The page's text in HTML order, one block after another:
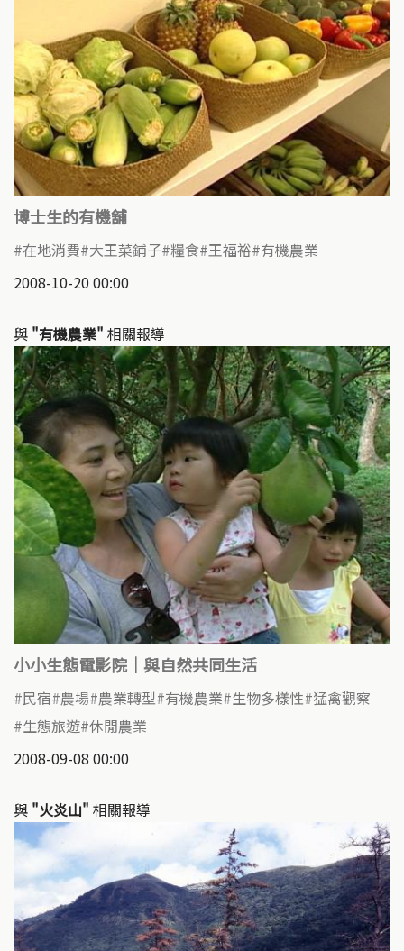
博士生的有機舖
在地消費 大王菜鋪子 糧食 王福裕 有機農業
2008-10-20 00:00
與 "有機農業" 相關報導
小小生態電影院｜與自然共同生活
民宿 農場 農業轉型 有機農業 生物多樣性 猛禽觀察
生態旅遊 休閒農業
2008-09-08 00:00
與 "火炎山" 相關報導